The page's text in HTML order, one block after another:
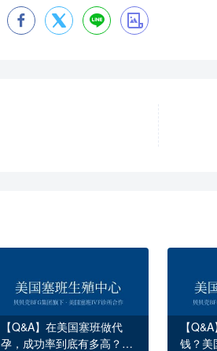
   
【Q&A】在美国塞班做代
孕，成功率到底有多高？看
【
钱？美